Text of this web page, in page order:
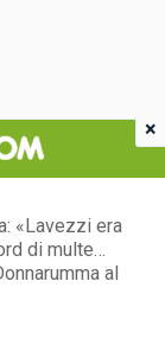
«Lavezzi era
di multe…
al
×